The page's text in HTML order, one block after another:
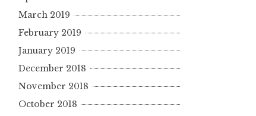
March 2019
February 2019
January 2019
December 2018
November 2018
October 2018